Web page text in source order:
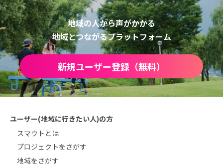
地域の人から声がかかる
地域とつながるプラットフォーム
新規ユーザー登録（無料）
ユーザー(地域に行きたい人)の方
スマウトとは
プロジェクトをさがす
地域をさがす